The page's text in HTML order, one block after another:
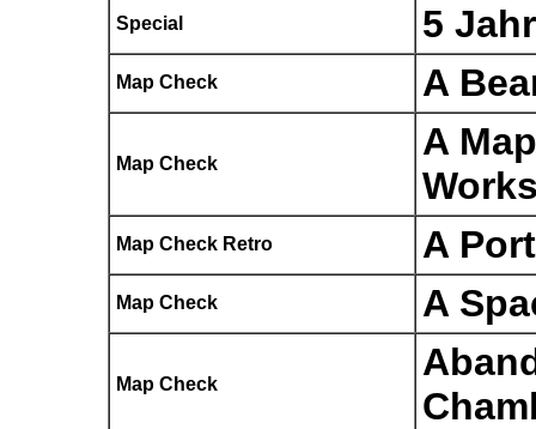
Special 5
Map Check A
Map Check
A
Map Check Retro A
Map Check A
Map Check